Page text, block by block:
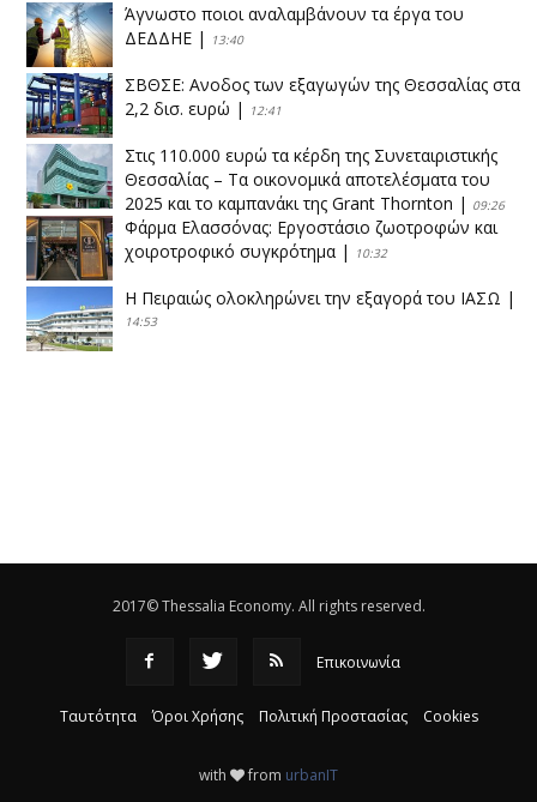
Άγνωστο ποιοι αναλαμβάνουν τα έργα του
ΔΕΔΔΗΕ | 13:40
ΣΒΘΣΕ: Aνοδος των εξαγωγών της Θεσσαλίας στα
2,2 δισ. ευρώ | 12:41
Στις 110.000 ευρώ τα κέρδη της Συνεταιριστικής
Θεσσαλίας – Τα οικονομικά αποτελέσματα του
2025 και το καμπανάκι της Grant Thornton | 09:26
Φάρμα Ελασσόνας: Εργοστάσιο ζωοτροφών και
χοιροτροφικό συγκρότημα | 10:32
Η Πειραιώς ολοκληρώνει την εξαγορά του ΙΑΣΩ |
14:53
2017© Thessalia Economy. All rights reserved.
Επικοινωνία
Ταυτότητα Όροι Χρήσης Πολιτική Προστασίας Cookies
with from urbanIT